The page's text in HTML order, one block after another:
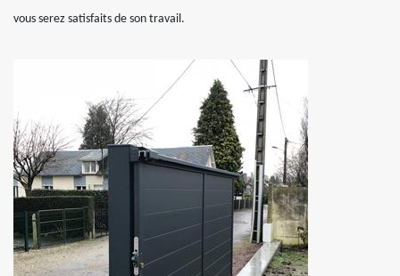
vous serez satisfaits de son travail.